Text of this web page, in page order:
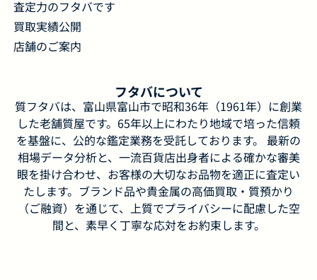
査定力のフタバです
買取実績公開
店舗のご案内
フタバについて
質フタバは、富山県富山市で昭和36年（1961年）に創業
した老舗質屋です。65年以上にわたり地域で培った信頼
を基盤に、公的な鑑定業務を受託しております。 最新の
相場データ分析と、一流百貨店出身者による確かな審美
眼を掛け合わせ、お客様の大切なお品物を適正に査定い
たします。ブランド品や貴金属の高価買取・質預かり
（ご融資）を通じて、上質でプライバシーに配慮した空
間と、素早く丁寧な応対をお約束します。